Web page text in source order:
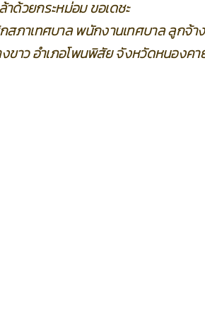
าด้วยกระหม่อม ขอเดชะ
สภาเทศบาล พนักงานเทศบาล ลูกจ้
ขาว อำเภอโพนพิสัย จังหวัดหนองคา